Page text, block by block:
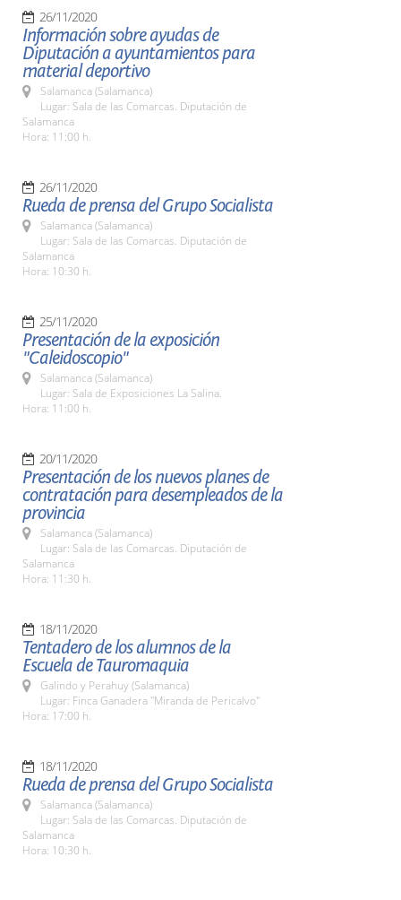
26/11/2020
Información sobre ayudas de
Diputación a ayuntamientos para
material deportivo
Salamanca (Salamanca)
Lugar: Sala de las Comarcas. Diputación de
Salamanca
Hora: 11:00 h.
26/11/2020
Rueda de prensa del Grupo Socialista
Salamanca (Salamanca)
Lugar: Sala de las Comarcas. Diputación de
Salamanca
Hora: 10:30 h.
25/11/2020
Presentación de la exposición
"Caleidoscopio"
Salamanca (Salamanca)
Lugar: Sala de Exposiciones La Salina.
Hora: 11:00 h.
20/11/2020
Presentación de los nuevos planes de
contratación para desempleados de la
provincia
Salamanca (Salamanca)
Lugar: Sala de las Comarcas. Diputación de
Salamanca
Hora: 11:30 h.
18/11/2020
Tentadero de los alumnos de la
Escuela de Tauromaquia
Galindo y Perahuy (Salamanca)
Lugar: Finca Ganadera "Miranda de Pericalvo"
Hora: 17:00 h.
18/11/2020
Rueda de prensa del Grupo Socialista
Salamanca (Salamanca)
Lugar: Sala de las Comarcas. Diputación de
Salamanca
Hora: 10:30 h.